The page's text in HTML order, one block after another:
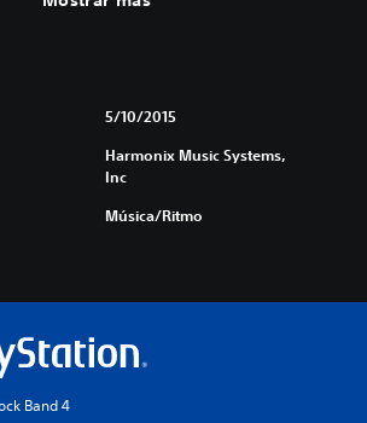
5/10/2015
Harmonix Music Systems,
Inc
Música/Ritmo
Band 4